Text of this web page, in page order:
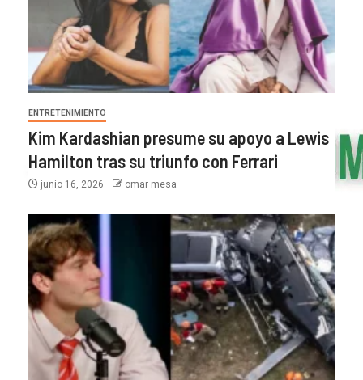
ENTRETENIMIENTO
Kim Kardashian presume su apoyo a Lewis
Hamilton tras su triunfo con Ferrari
junio 16, 2026 omar mesa